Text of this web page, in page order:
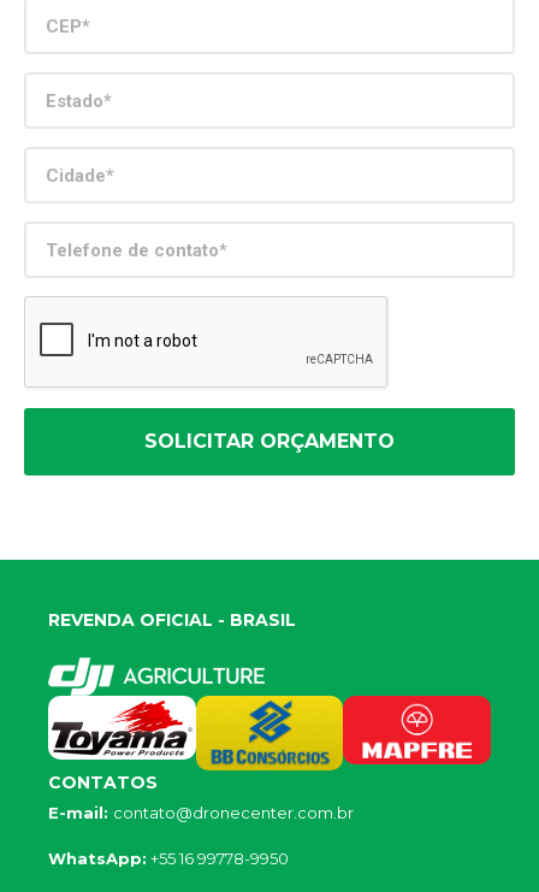
SOLICITAR ORÇAMENTO
REVENDA OFICIAL - BRASIL
CONTATOS
E-mail: contato@dronecenter.com.br
WhatsApp: +55 16 99778-9950